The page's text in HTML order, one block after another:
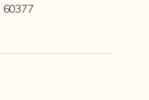
60377